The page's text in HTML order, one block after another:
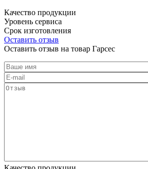
Качество продукции
Уровень сервиса
Срок изготовления
Оставить отзыв
Оставить отзыв на товар Гарсес